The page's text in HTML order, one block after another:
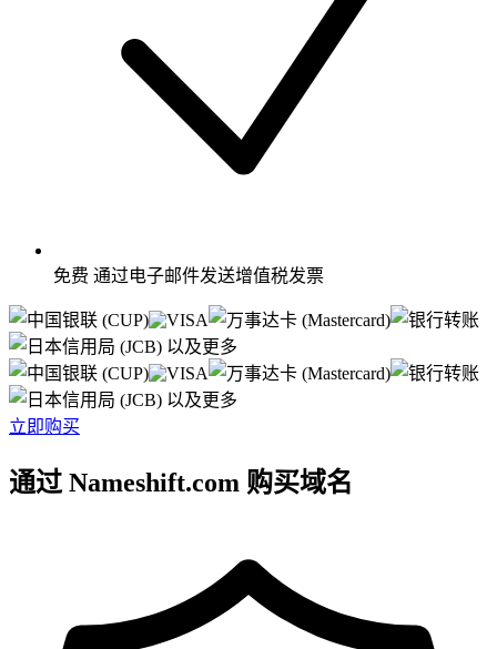
免费 通过电子邮件发送增值税发票
以及更多
以及更多
立即购买
通过 Nameshift.com 购买域名